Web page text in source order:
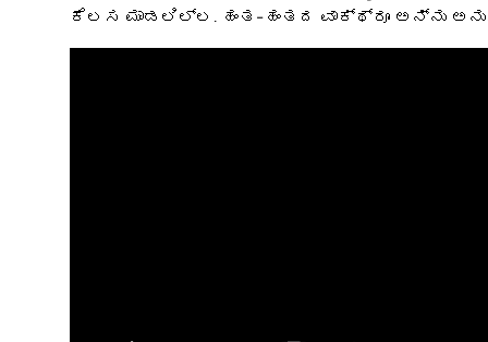
ಕೆಲಸ ಮಾಡಲಿಲ್ಲ. ಹಂತ-ಹಂತದ ವಾಕ್ಥ್ರೂ ಅನ್ನು